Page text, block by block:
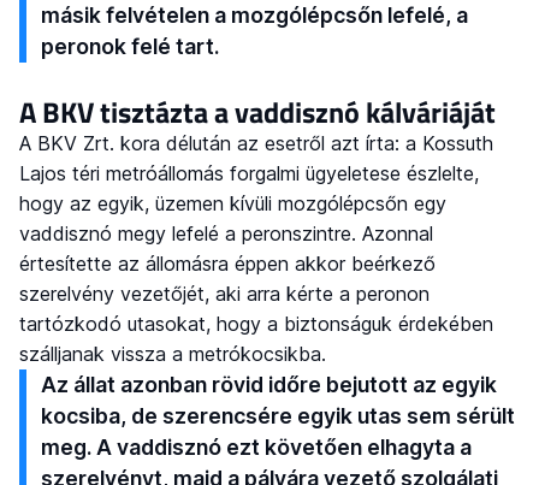
másik felvételen a mozgólépcsőn lefelé, a
peronok felé tart.
A BKV tisztázta a vaddisznó kálváriáját
A BKV Zrt. kora délután az esetről azt írta: a Kossuth
Lajos téri metróállomás forgalmi ügyeletese észlelte,
hogy az egyik, üzemen kívüli mozgólépcsőn egy
vaddisznó megy lefelé a peronszintre. Azonnal
értesítette az állomásra éppen akkor beérkező
szerelvény vezetőjét, aki arra kérte a peronon
tartózkodó utasokat, hogy a biztonságuk érdekében
szálljanak vissza a metrókocsikba.
Az állat azonban rövid időre bejutott az egyik
kocsiba, de szerencsére egyik utas sem sérült
meg. A vaddisznó ezt követően elhagyta a
szerelvényt, majd a pályára vezető szolgálati